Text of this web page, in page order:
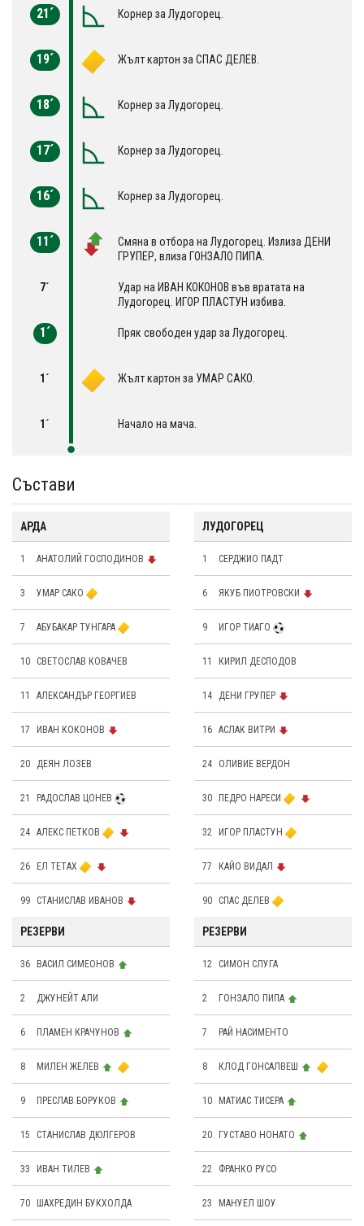
21´ Корнер за Лудогорец.
19´ Жълт картон за СПАС ДЕЛЕВ.
18´ Корнер за Лудогорец.
17´ Корнер за Лудогорец.
16´ Корнер за Лудогорец.
11´
Смяна в отбора на Лудогорец. Излиза ДЕНИ
ГРУПЕР, влиза ГОНЗАЛО ПИПА.
7´
Удар на ИВАН КОКОНОВ във вратата на
Лудогорец. ИГОР ПЛАСТУН избива.
1´ Пряк свободен удар за Лудогорец.
1´ Жълт картон за УМАР САКО.
1´ Начало на мача.
Състави
АРДА
1 АНАТОЛИЙ ГОСПОДИНОВ
3 УМАР САКО
7 АБУБАКАР ТУНГАРА
10 СВЕТОСЛАВ КОВАЧЕВ
11 АЛЕКСАНДЪР ГЕОРГИЕВ
17 ИВАН КОКОНОВ
20 ДЕЯН ЛОЗЕВ
21 РАДОСЛАВ ЦОНЕВ
24 АЛЕКС ПЕТКОВ
26 ЕЛ ТЕТАХ
99 СТАНИСЛАВ ИВАНОВ
РЕЗЕРВИ
36 ВАСИЛ СИМЕОНОВ
2 ДЖУНЕЙТ АЛИ
6 ПЛАМЕН КРАЧУНОВ
8 МИЛЕН ЖЕЛЕВ
9 ПРЕСЛАВ БОРУКОВ
15 СТАНИСЛАВ ДЮЛГЕРОВ
33 ИВАН ТИЛЕВ
70 ШАХРЕДИН БУКХОЛДА
ЛУДОГОРЕЦ
1 СЕРДЖИО ПАДТ
6 ЯКУБ ПИОТРОВСКИ
9 ИГОР ТИАГО
11 КИРИЛ ДЕСПОДОВ
14 ДЕНИ ГРУПЕР
16 АСЛАК ВИТРИ
24 OЛИВИЕ ВЕРДОН
30 ПЕДРО НАРЕСИ
32 ИГОР ПЛАСТУН
77 КАЙО ВИДАЛ
90 СПАС ДЕЛЕВ
РЕЗЕРВИ
12 СИМОН СЛУГА
2 ГОНЗАЛО ПИПА
7 РАЙ НАСИМЕНТО
8 КЛОД ГОНСАЛВЕШ
10 МАТИАС ТИСЕРА
20 ГУСТАВО НОНАТО
22 ФРАНКО РУСО
23 МАНУЕЛ ШОУ